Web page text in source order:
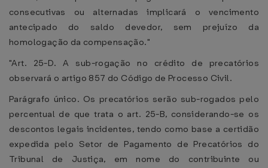
consecutivas ou alternadas implicará o vencimento
antecipado do saldo devedor, sem prejuízo da
homologação da compensação."
"Art. 25-D. A sub-rogação no crédito de precatórios
observará o artigo 857 do Código de Processo Civil.
Parágrafo único. Os precatórios serão sub-rogados pelo
percentual de que trata o art. 25-B, considerando-se os
descontos legais incidentes, tendo como base a certidão
expedida pelo Setor de Pagamento de Precatórios do
Tribunal de Justiça, em nome do contribuinte ou